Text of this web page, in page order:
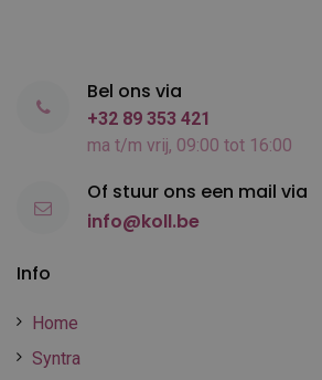
Info
Home
Syntra
Bel ons via
+32 89 353 421
ma t/m vrij, 09:00 tot 16:00
Of stuur ons een mail via
info@koll.be